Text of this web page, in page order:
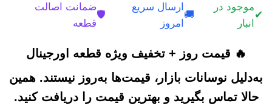
✔
موجود در
انبار
🚚
ارسال سریع
امروز
🛡️
ضمانت اصالت
قطعه
🔥 قیمت روز + تخفیف ویژه قطعه اورجینال
به‌دلیل نوسانات بازار، قیمت‌ها به‌روز نیستند. همین
حالا تماس بگیرید و بهترین قیمت را دریافت کنید.